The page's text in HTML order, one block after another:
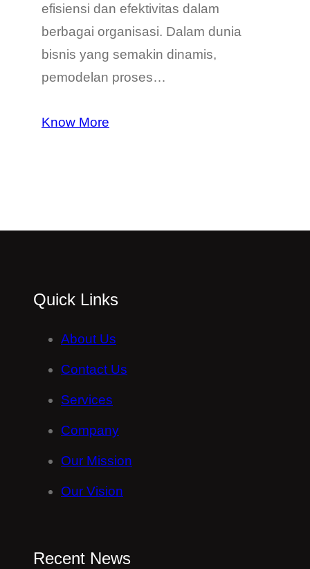
efisiensi dan efektivitas dalam
berbagai organisasi. Dalam dunia
bisnis yang semakin dinamis,
pemodelan proses…
Know More
Quick Links
About Us
Contact Us
Services
Company
Our Mission
Our Vision
Recent News